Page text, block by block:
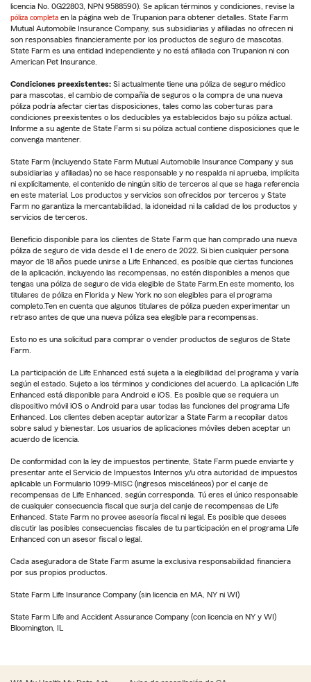
licencia No. 0G22803, NPN 9588590). Se aplican términos y condiciones, revise la
póliza completa en la página web de Trupanion para obtener detalles. State Farm
Mutual Automobile Insurance Company, sus subsidiarias y afiliadas no ofrecen ni
son responsables financieramente por los productos de seguro de mascotas.
State Farm es una entidad independiente y no está afiliada con Trupanion ni con
American Pet Insurance.
Condiciones preexistentes: Si actualmente tiene una póliza de seguro médico
para mascotas, el cambio de compañía de seguros o la compra de una nueva
póliza podría afectar ciertas disposiciones, tales como las coberturas para
condiciones preexistentes o los deducibles ya establecidos bajo su póliza actual.
Informe a su agente de State Farm si su póliza actual contiene disposiciones que le
convenga mantener.
State Farm (incluyendo State Farm Mutual Automobile Insurance Company y sus
subsidiarias y afiliadas) no se hace responsable y no respalda ni aprueba, implícita
ni explícitamente, el contenido de ningún sitio de terceros al que se haga referencia
en este material. Los productos y servicios son ofrecidos por terceros y State
Farm no garantiza la mercantabilidad, la idoneidad ni la calidad de los productos y
servicios de terceros.
Beneficio disponible para los clientes de State Farm que han comprado una nueva
póliza de seguro de vida desde el 1 de enero de 2022. Si bien cualquier persona
mayor de 18 años puede unirse a Life Enhanced, es posible que ciertas funciones
de la aplicación, incluyendo las recompensas, no estén disponibles a menos que
tengas una póliza de seguro de vida elegible de State Farm.En este momento, los
titulares de póliza en Florida y New York no son elegibles para el programa
completo.Ten en cuenta que algunos titulares de póliza pueden experimentar un
retraso antes de que una nueva póliza sea elegible para recompensas.
Esto no es una solicitud para comprar o vender productos de seguros de State
Farm.
La participación de Life Enhanced está sujeta a la elegibilidad del programa y varía
según el estado. Sujeto a los términos y condiciones del acuerdo. La aplicación Life
Enhanced está disponible para Android e iOS. Es posible que se requiera un
dispositivo móvil iOS o Android para usar todas las funciones del programa Life
Enhanced. Los clientes deben aceptar autorizar a State Farm a recopilar datos
sobre salud y bienestar. Los usuarios de aplicaciones móviles deben aceptar un
acuerdo de licencia.
De conformidad con la ley de impuestos pertinente, State Farm puede enviarte y
presentar ante el Servicio de Impuestos Internos y/u otra autoridad de impuestos
aplicable un Formulario 1099-MISC (ingresos misceláneos) por el canje de
recompensas de Life Enhanced, según corresponda. Tú eres el único responsable
de cualquier consecuencia fiscal que surja del canje de recompensas de Life
Enhanced. State Farm no provee asesoría fiscal ni legal. Es posible que desees
discutir las posibles consecuencias fiscales de tu participación en el programa Life
Enhanced con un asesor fiscal o legal.
Cada aseguradora de State Farm asume la exclusiva responsabilidad financiera
por sus propios productos.
State Farm Life Insurance Company (sin licencia en MA, NY ni WI)
State Farm Life and Accident Assurance Company (con licencia en NY y WI)
Bloomington, IL